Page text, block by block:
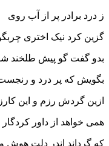
ز درد برادر پر از آب روى
گزین کرد نیک اخترى
بدو گفت گو پیش طلخند
بگویش که پر درد و
ازین گردش رزم و این
همى خواهد از داور کردگار
که گرداند اندر دلت هوش